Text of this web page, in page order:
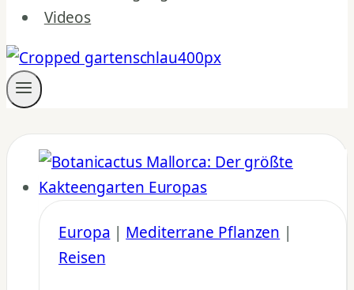
Videos
Europa | Mediterrane Pflanzen |
Reisen